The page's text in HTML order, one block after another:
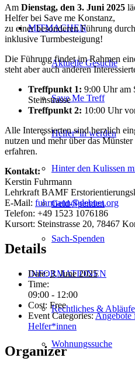
MITMACHEN
Aktuelle Gesuche
Save Me Treff
Helfer*in werden
Hinter den Kulissen
Geld-Spenden
Sach-Spenden
INFORMATIONEN
Rechtliches & Abläufe
Wohnungssuche
Am Dienstag, den 3. Juni 2025
Helfer bei Save me Konstanz,
zu einer besonderen Führung
inklusive Turmbesteigung!
Die Führung findet im Rahmen
steht aber auch anderen
Treffpunkt 1: 9:00 Uhr am
Steinstrasse
Treffpunkt 2: 10:00 Uhr
Alle Interessierten sind herzlich
nutzen und mehr über das
erfahren.
Kontakt:
Kerstin Fuhrmann
Lehrkraft BAMF
E-Mail: fuhrmann@debuet.org
Telefon: +49 1523 1076186
Kursort: Steinstrasse 20, 78467
Details
Date: 3. June 2025
Time:
09:00 - 12:00
Cost: Free
Event Categories:Angebote
Helfer*innen
Organizer